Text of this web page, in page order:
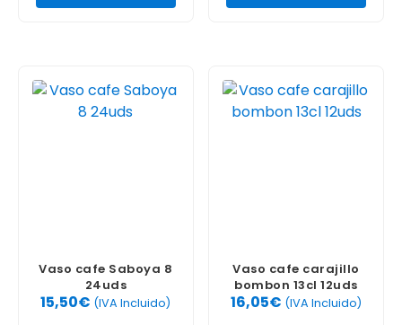
Vaso cafe Saboya 8
24uds
15,50€ (IVA Incluido)
Vaso cafe carajillo
bombon 13cl 12uds
16,05€ (IVA Incluido)